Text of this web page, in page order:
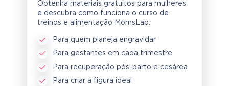
Obtenha materiais gratuitos para mulheres
e descubra como funciona o curso de
treinos e alimentação MomsLab:
Para quem planeja engravidar
Para gestantes em cada trimestre
Para recuperação pós-parto e cesárea
Para criar a figura ideal